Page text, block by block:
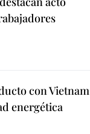
con Vietnam
energética